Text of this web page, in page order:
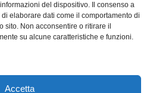
del dispositivo. Il consenso a
elaborare dati come il comportamento di
sito. Non acconsentire o ritirare il
su alcune caratteristiche e funzioni.
Accetta
il contributo di:
Tecnici: